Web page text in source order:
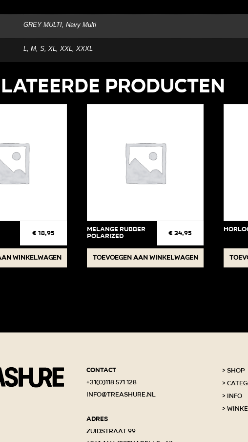
GREY MULTI, Navy Multi
L, M, S, XL, XXL, XXXL
producten
€ 18,95
winkelwagen
Melange Rubber
Polarized € 34,95
Toevoegen aan winkelwagen
Contact
+31(0)118 571 128
info@treashure.nl
Adres
Zuidstraat 99
Shop
Info